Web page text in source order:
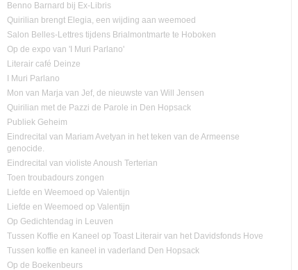
Benno Barnard bij Ex-Libris
Quirilian brengt Elegia, een wijding aan weemoed
Salon Belles-Lettres tijdens Brialmontmarte te Hoboken
Op de expo van 'I Muri Parlano'
Literair café Deinze
I Muri Parlano
Mon van Marja van Jef, de nieuwste van Will Jensen
Quirilian met de Pazzi de Parole in Den Hopsack
Publiek Geheim
Eindrecital van Mariam Avetyan in het teken van de Armeense
genocide.
Eindrecital van violiste Anoush Terterian
Toen troubadours zongen
Liefde en Weemoed op Valentijn
Liefde en Weemoed op Valentijn
Op Gedichtendag in Leuven
Tussen Koffie en Kaneel op Toast Literair van het Davidsfonds Hove
Tussen koffie en kaneel in vaderland Den Hopsack
Op de Boekenbeurs